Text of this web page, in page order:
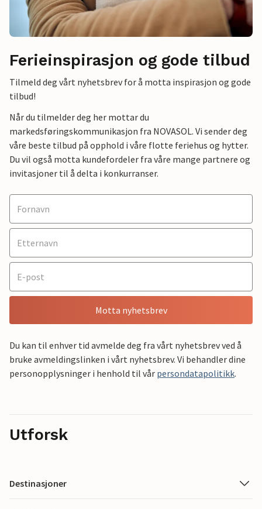
Ferieinspirasjon og gode tilbud
Tilmeld deg vårt nyhetsbrev for å motta inspirasjon og gode
tilbud!
Når du tilmelder deg her mottar du
markedsføringskommunikasjon fra NOVASOL. Vi sender deg
våre beste tilbud på opphold i våre flotte feriehus og hytter.
Du vil også motta kundefordeler fra våre mange partnere og
invitasjoner til å delta i konkurranser.
Motta nyhetsbrev
Du kan til enhver tid avmelde deg fra vårt nyhetsbrev ved å
bruke avmeldingslinken i vårt nyhetsbrev. Vi behandler dine
personopplysninger i henhold til vår persondatapolitikk.
Utforsk
Destinasjoner